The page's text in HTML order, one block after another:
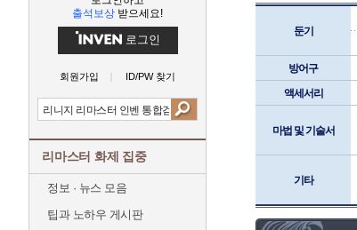
출석보상 받으세요!
로그인
회원가입 ID/PW 찾기
리마스터 화제 집중
정보 · 뉴스 모음
팁과 노하우 게시판
둔기
방어구
액세서리
마법 및 기술서
기타